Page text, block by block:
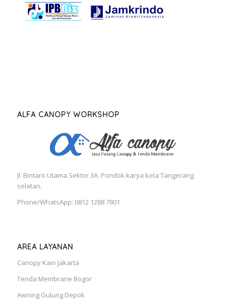
ALFA CANOPY WORKSHOP
Jl. Bintaro Utama Sektor 3A. Pondok karya kota Tangerang
selatan.
Phone/WhatsApp: 0812 1288 7801
AREA LAYANAN
Canopy Kain Jakarta
Tenda Membrane Bogor
Awning Gulung Depok